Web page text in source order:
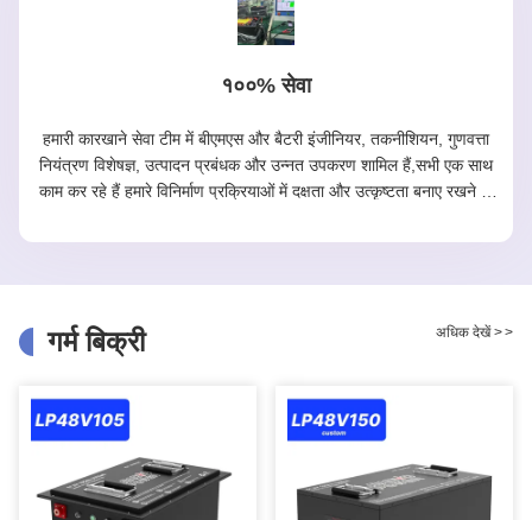
१००% सेवा
हमारी कारखाने सेवा टीम में बीएमएस और बैटरी इंजीनियर, तकनीशियन, गुणवत्ता
नियंत्रण विशेषज्ञ, उत्पादन प्रबंधक और उन्नत उपकरण शामिल हैं,सभी एक साथ
काम कर रहे हैं हमारे विनिर्माण प्रक्रियाओं में दक्षता और उत्कृष्टता बनाए रखने के
गर्म बिक्री अधिक देखें>>